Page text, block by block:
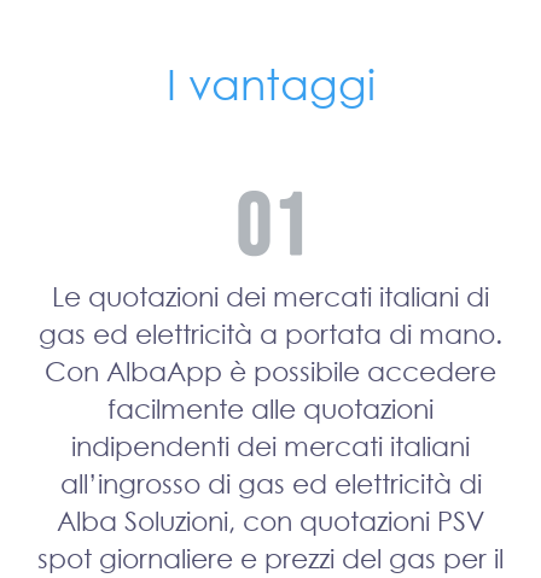
I vantaggi
Le quotazioni dei mercati italiani di
gas ed elettricità a portata di mano.
Con AlbaApp è possibile accedere
facilmente alle quotazioni
indipendenti dei mercati italiani
all’ingrosso di gas ed elettricità di
Alba Soluzioni, con quotazioni PSV
spot giornaliere e prezzi del gas per il